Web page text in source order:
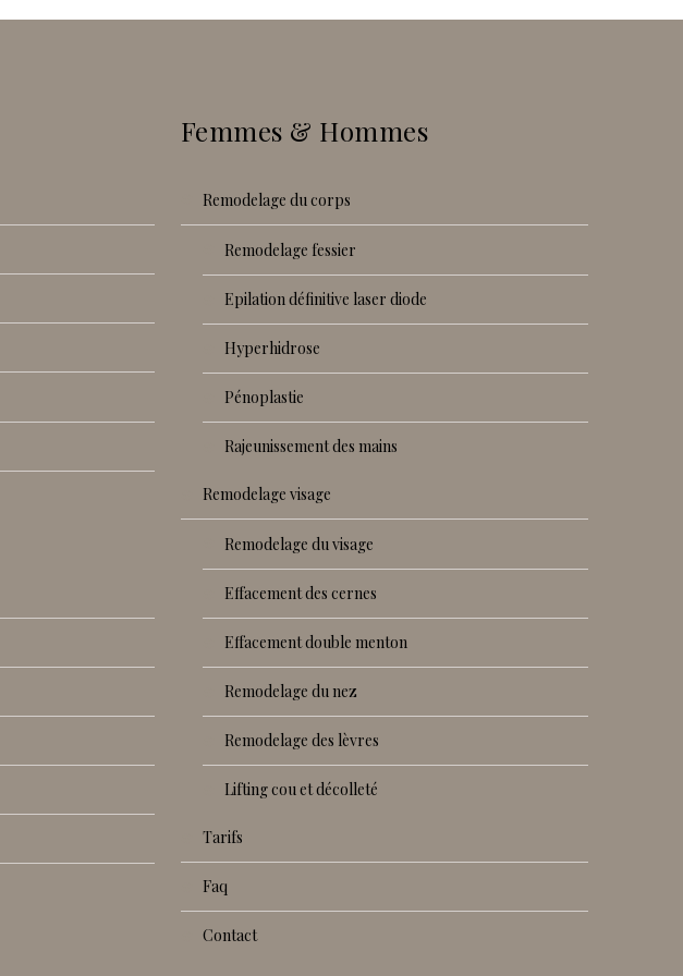
Femmes & Hommes
remodelage du corps
remodelage fessier
epilation définitive laser diode
hyperhidrose
pénoplastie
rajeunissement des mains
remodelage visage
remodelage du visage
effacement des cernes
effacement double menton
remodelage du nez
remodelage des lèvres
lifting cou et décolleté
tarifs
faq
contact